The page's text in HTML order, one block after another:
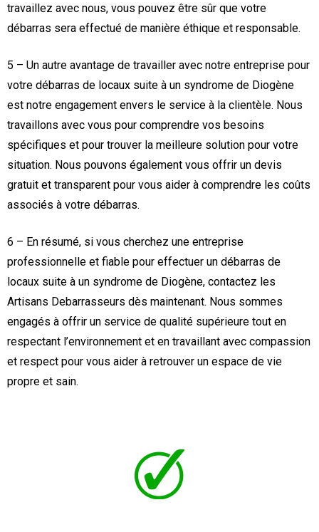
travaillez avec nous, vous pouvez être sûr que votre
débarras sera effectué de manière éthique et responsable.
5 – Un autre avantage de travailler avec notre entreprise pour
votre débarras de locaux suite à un syndrome de Diogène
est notre engagement envers le service à la clientèle. Nous
travaillons avec vous pour comprendre vos besoins
spécifiques et pour trouver la meilleure solution pour votre
situation. Nous pouvons également vous offrir un devis
gratuit et transparent pour vous aider à comprendre les coûts
associés à votre débarras.
6 – En résumé, si vous cherchez une entreprise
professionnelle et fiable pour effectuer un débarras de
locaux suite à un syndrome de Diogène, contactez les
Artisans Debarrasseurs dès maintenant. Nous sommes
engagés à offrir un service de qualité supérieure tout en
respectant l’environnement et en travaillant avec compassion
et respect pour vous aider à retrouver un espace de vie
propre et sain.